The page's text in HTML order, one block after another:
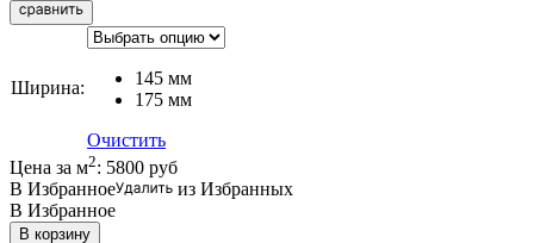
Ширина:
145 мм
175 мм
Очистить
Цена за м2: 5800 руб
В Избранное
из Избранных
В Избранное
В корзину